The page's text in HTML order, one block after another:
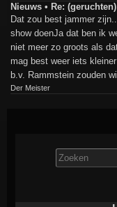
Nieuws • Re:
Dat zou best jammer
show doenJa dat ben ik
niet meer zo groots als
mag best weer iets
b.v. Rammstein zouden
Der Meister
Zoek
naar: